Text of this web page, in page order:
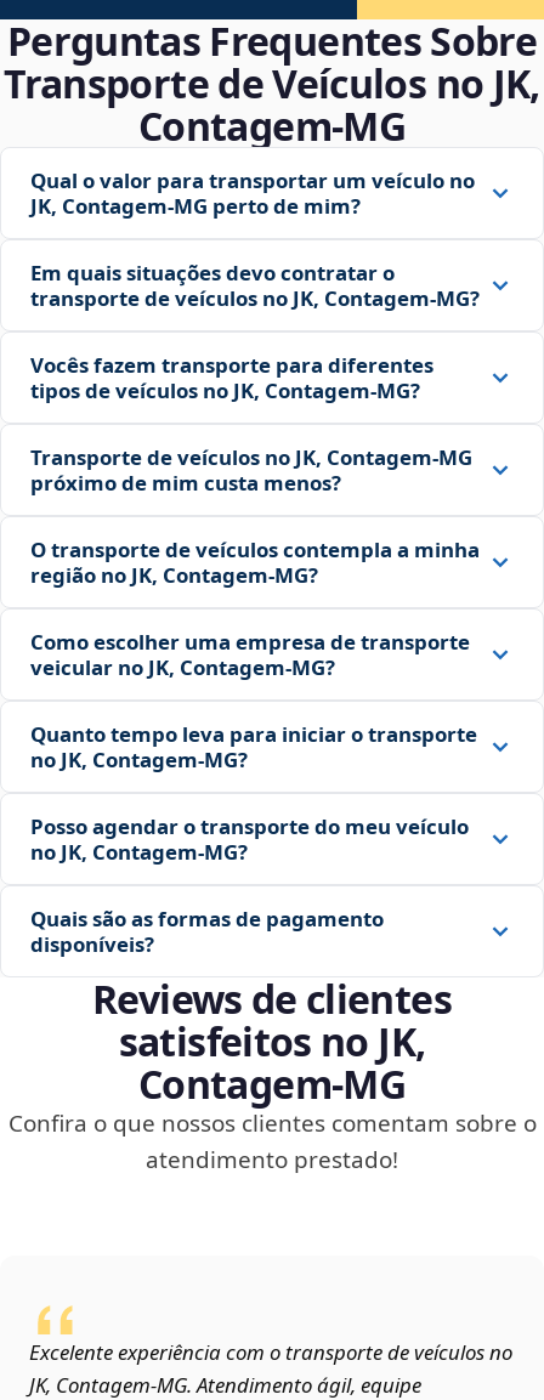
Perguntas Frequentes Sobre
Transporte de Veículos no JK,
Contagem‑MG
Qual o valor para transportar um veículo no
JK, Contagem‑MG perto de mim?
Em quais situações devo contratar o
transporte de veículos no JK, Contagem‑MG?
Vocês fazem transporte para diferentes
tipos de veículos no JK, Contagem‑MG?
Transporte de veículos no JK, Contagem‑MG
próximo de mim custa menos?
O transporte de veículos contempla a minha
região no JK, Contagem‑MG?
Como escolher uma empresa de transporte
veicular no JK, Contagem‑MG?
Quanto tempo leva para iniciar o transporte
no JK, Contagem‑MG?
Posso agendar o transporte do meu veículo
no JK, Contagem‑MG?
Quais são as formas de pagamento
disponíveis?
Reviews de clientes
satisfeitos no JK,
Contagem‑MG
Confira o que nossos clientes comentam sobre o
atendimento prestado!
Excelente experiência com o transporte de veículos no
JK, Contagem‑MG. Atendimento ágil, equipe